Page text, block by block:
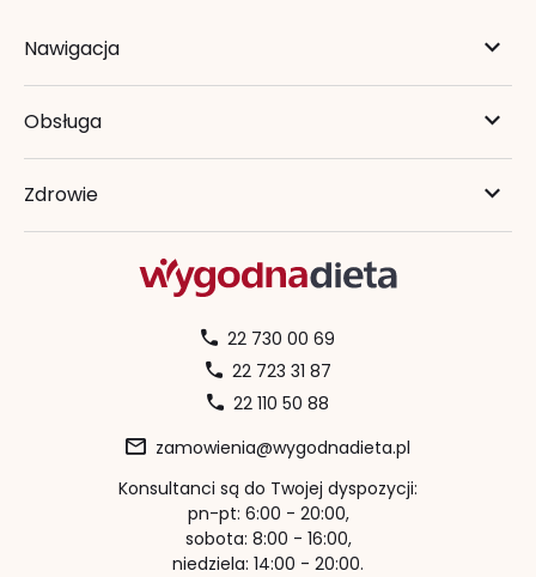
Nawigacja
Obsługa
Zdrowie
22 730 00 69
22 723 31 87
22 110 50 88
zamowienia@wygodnadieta.pl
Konsultanci są do Twojej dyspozycji:
pn-pt: 6:00 - 20:00,
sobota: 8:00 - 16:00,
niedziela: 14:00 - 20:00.